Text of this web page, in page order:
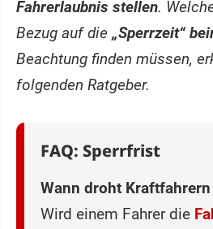
Fahrerlaubnis stellen.
Bezug auf die „Sperrzeit“
Beachtung finden müssen,
folgenden Ratgeber.
FAQ: Sperrfrist
Wann droht
Wird einem Fahrer die